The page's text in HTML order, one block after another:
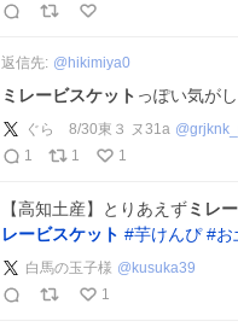
返信先: @ hikimiya0
ミレービスケット っぽい気がし
ぐら 8/30東３ ヌ31a @
1
1 1
【高知土産】とりあえずミレ
レービスケット #芋けんぴ #お
白馬の玉子様 @ kusuka39
1